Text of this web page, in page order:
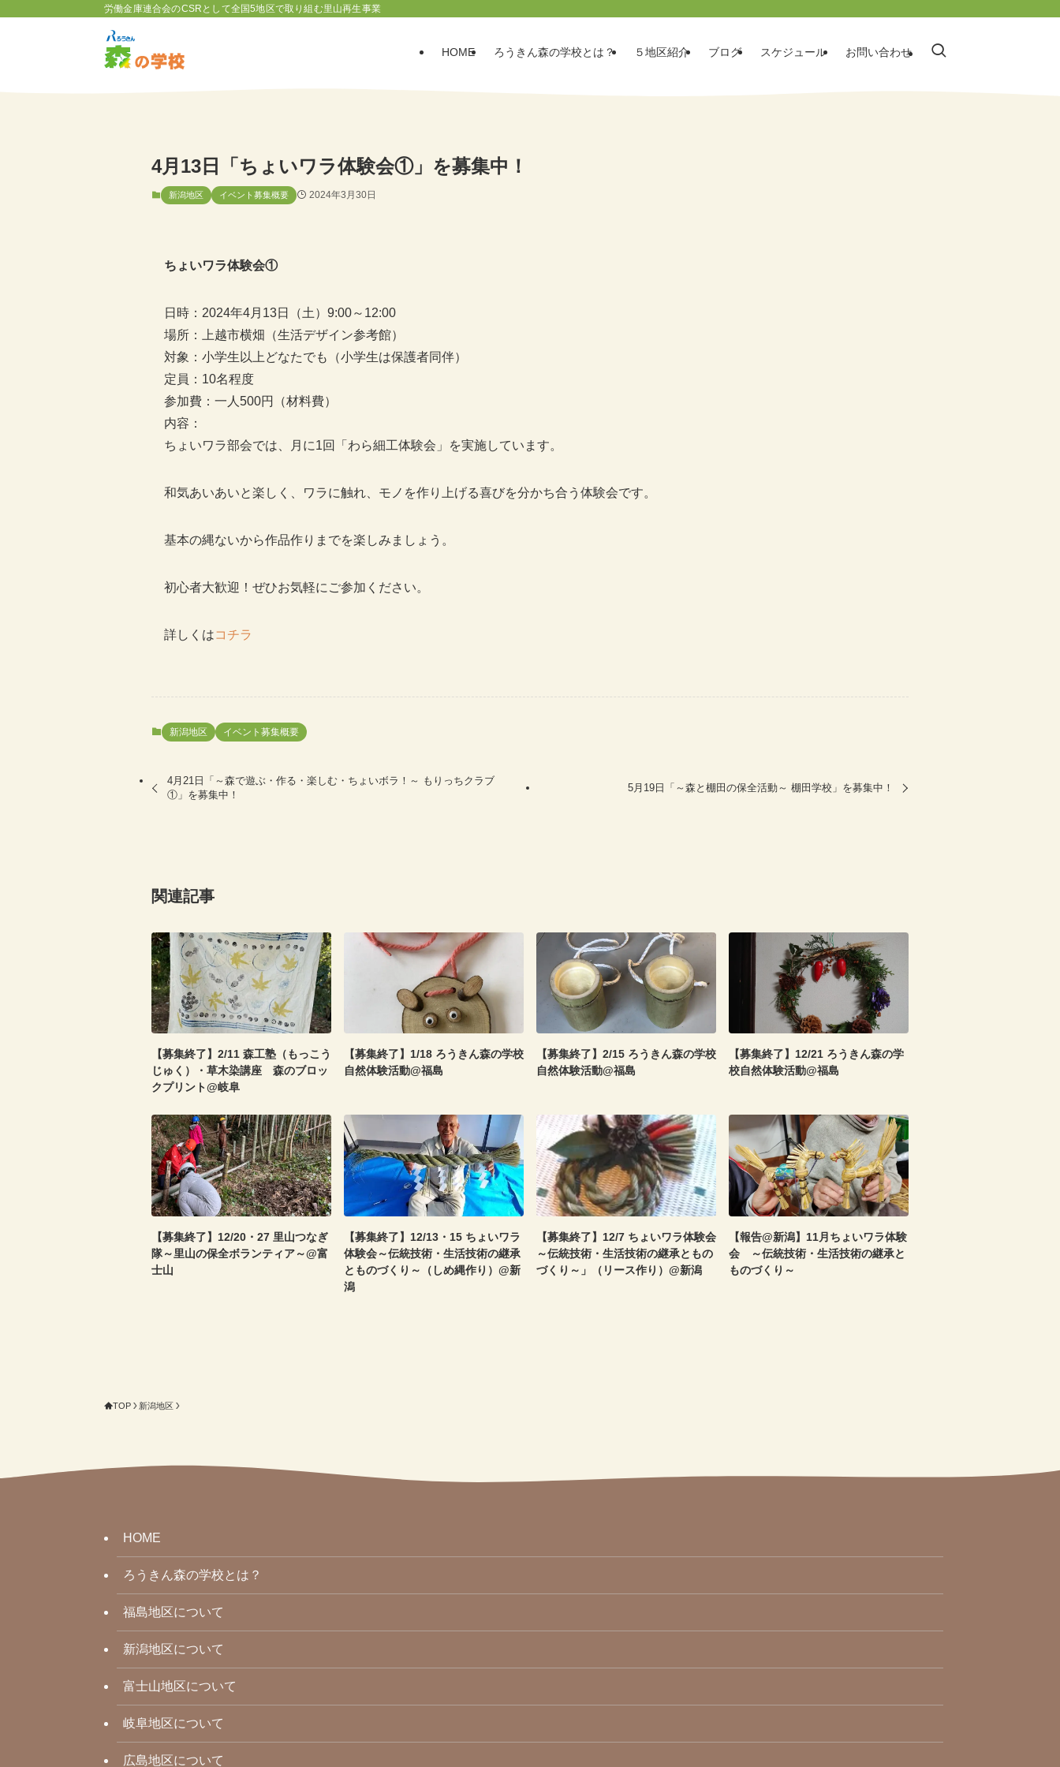
労働金庫連合会のCSRとして全国5地区で取り組む里山再生事業
HOME ろうきん森の学校とは？ ５地区紹介 ブログ スケジュール お問い合わせ
4月13日「ちょいワラ体験会①」を募集中！
新潟地区 イベント募集概要 2024年3月30日
ちょいワラ体験会①
日時：2024年4月13日（土）9:00～12:00
場所：上越市横畑（生活デザイン参考館）
対象：小学生以上どなたでも（小学生は保護者同伴）
定員：10名程度
参加費：一人500円（材料費）
内容：
ちょいワラ部会では、月に1回「わら細工体験会」を実施しています。
和気あいあいと楽しく、ワラに触れ、モノを作り上げる喜びを分かち合う体験会です。
基本の縄ないから作品作りまでを楽しみましょう。
初心者大歓迎！ぜひお気軽にご参加ください。
詳しくはコチラ
新潟地区 イベント募集概要
4月21日「～森で遊ぶ・作る・楽しむ・ちょいボラ！～ もりっちクラブ
①」を募集中！
5月19日「～森と棚田の保全活動～ 棚田学校」を募集中！
関連記事
【募集終了】2/11 森工塾（もっこう
じゅく）・草木染講座 森のブロッ
クプリント@岐阜
【募集終了】1/18 ろうきん森の学校
自然体験活動@福島
【募集終了】2/15 ろうきん森の学校
自然体験活動@福島
【募集終了】12/21 ろうきん森の学
校自然体験活動@福島
【募集終了】12/20・27 里山つなぎ
隊～里山の保全ボランティア～@富
士山
【募集終了】12/13・15 ちょいワラ
体験会～伝統技術・生活技術の継承
とものづくり～（しめ縄作り）@新
潟
【募集終了】12/7 ちょいワラ体験会
～伝統技術・生活技術の継承ともの
づくり～」（リース作り）@新潟
【報告@新潟】11月ちょいワラ体験
会 ～伝統技術・生活技術の継承と
ものづくり～
TOP 新潟地区
HOME
ろうきん森の学校とは？
福島地区について
新潟地区について
富士山地区について
岐阜地区について
広島地区について